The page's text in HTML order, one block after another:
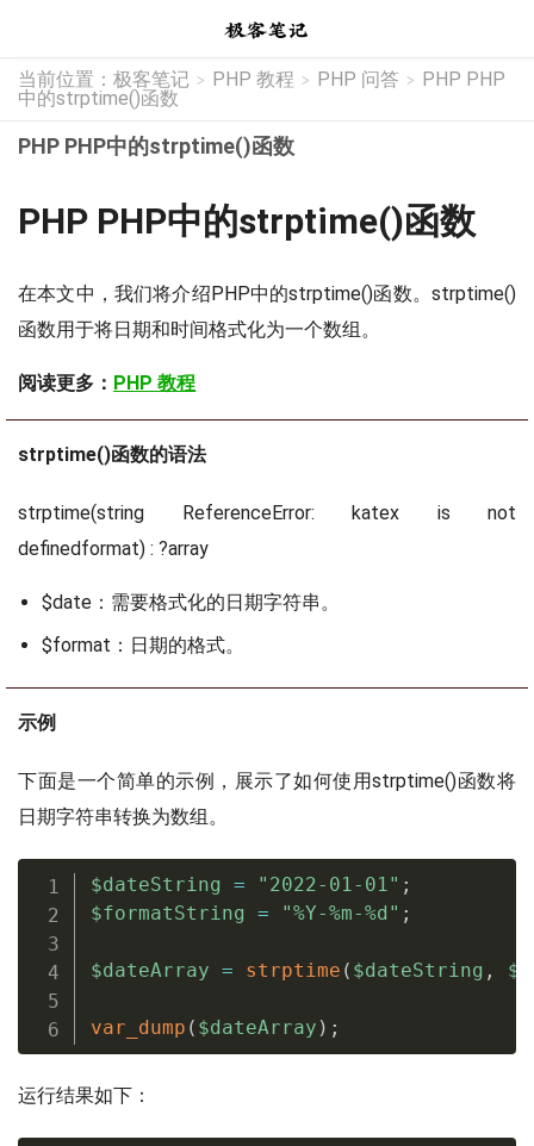
当前位置： 极客笔记 > PHP 教程 > PHP 问答 > PHP PHP
中的strptime()函数
PHP PHP中的strptime()函数
PHP PHP中的strptime()函数
在本文中，我们将介绍PHP中的strptime()函数。strptime()
函数用于将日期和时间格式化为一个数组。
阅读更多： PHP 教程
strptime()函数的语法
strptime(string ReferenceError: katex is not
definedformat) : ?array
$date：需要格式化的日期字符串。
$format：日期的格式。
示例
下面是一个简单的示例，展示了如何使用strptime()函数将
日期字符串转换为数组。
$dateString = "2022-01-01" ;
$formatString
= "%Y-%m-%d" ;
$dateArray = strptime ( $dateString ,
var_dump ( $dateArray ) ;
运行结果如下：